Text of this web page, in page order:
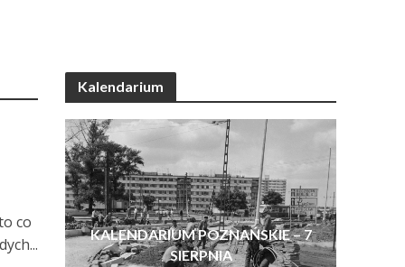
co
Kalendarium
KALENDARIUM POZNAŃSKIE – 7
SIERPNIA